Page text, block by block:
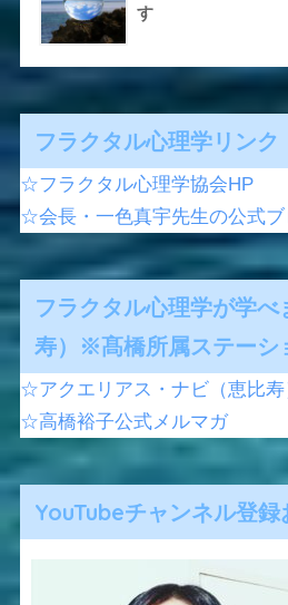
す
フラクタル心理学リンク
☆フラクタル心理学協会HP
☆会長・一色真宇先生の公式ブ
フラクタル心理学が学
寿）※髙橋所属ステーシ
☆アクエリアス・ナビ（恵比寿
☆高橋裕子公式メルマガ
YouTubeチャンネル登録